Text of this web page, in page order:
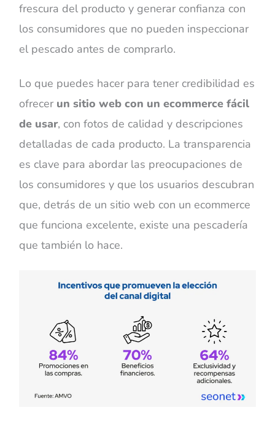
frescura del producto y generar confianza con
los consumidores que no pueden inspeccionar
el pescado antes de comprarlo.
Lo que puedes hacer para tener credibilidad es
ofrecer un sitio web con un ecommerce fácil
de usar, con fotos de calidad y descripciones
detalladas de cada producto. La transparencia
es clave para abordar las preocupaciones de
los consumidores y que los usuarios descubran
que, detrás de un sitio web con un ecommerce
que funciona excelente, existe una pescadería
que también lo hace.